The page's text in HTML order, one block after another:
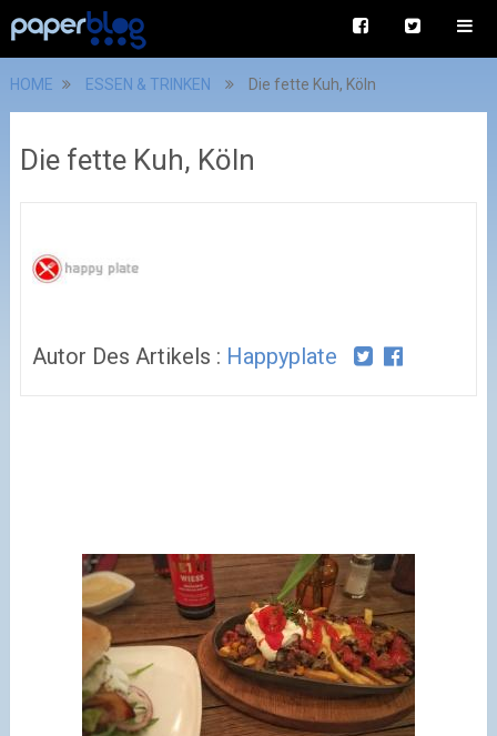
HOME ESSEN & TRINKEN Die fette Kuh, Köln
Die fette Kuh, Köln
Autor Des Artikels : Happyplate